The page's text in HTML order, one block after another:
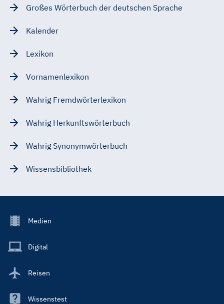
Großes Wörterbuch der deutschen Sprache
Kalender
Lexikon
Vornamenlexikon
Wahrig Fremdwörterlexikon
Wahrig Herkunftswörterbuch
Wahrig Synonymwörterbuch
Wissensbibliothek
Footer
Main
Medien
Digital
Reisen
Wissenstest